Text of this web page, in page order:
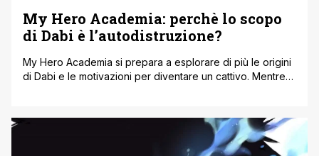
My Hero Academia: perchè lo scopo
di Dabi è l’autodistruzione?
My Hero Academia si prepara a esplorare di più le origini
di Dabi e le motivazioni per diventare un cattivo. Mentre
misterioso è stato preservato fino agli eventi della Guerra